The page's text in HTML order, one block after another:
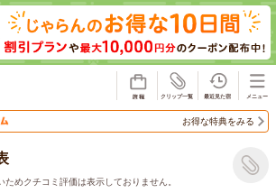
お得な特典をみる
めクチコミ評価は表示しておりません。